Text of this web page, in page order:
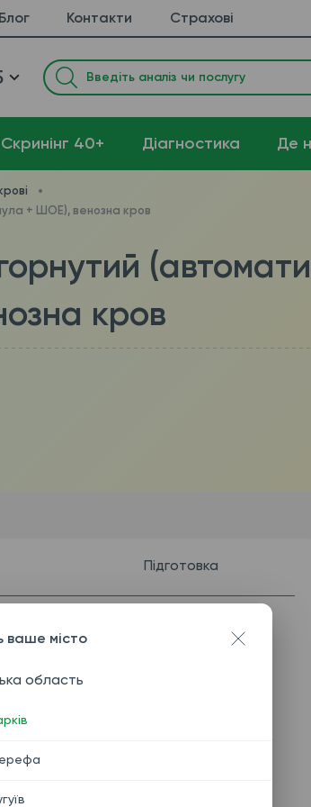
Блог Контакти Страхові
Cкринінг 40+ Діагностика Де
+ ШОЕ), венозна кров
кров
Підготовка
ваше місто
область